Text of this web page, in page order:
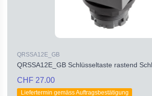
QRSSA12E_GB
QRSSA12E_GB Schlüsseltaste rastend
CHF 27.00
Liefertermin gemäss Auftragsbestätigung